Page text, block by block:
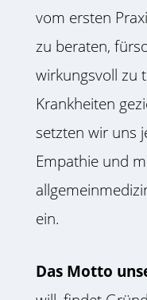
vom ersten
zu beraten,
wirkungsvoll zu
Krankheiten
setzten wir uns
Empathie und
ein.
Das Motto